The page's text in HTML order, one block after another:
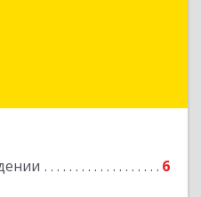
6
Павлово-Посадский р-
г, Южная ул, дом № 22,